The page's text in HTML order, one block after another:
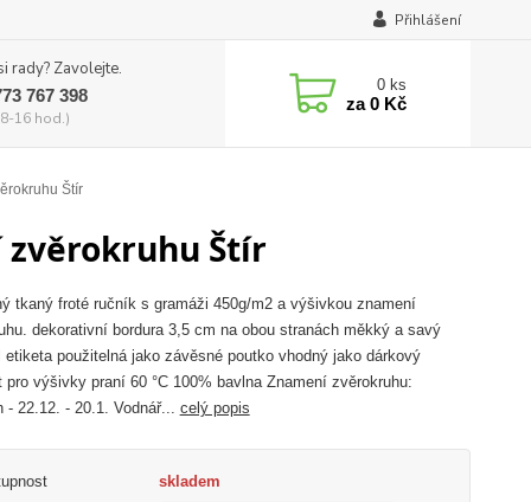
Přihlášení
rady? Zavolejte.
767 398
16 hod.)
0 ks
za0 Kč
Štír
zvěrokruhu Štír
tkaný froté ručník s gramáži 450g/m2 a výšivkou znamení
dekorativní bordura 3,5 cm na obou stranách měkký a savý
etiketa použitelná jako závěsné poutko vhodný jako dárkový
pro výšivky praní 60 °C 100% bavlna Znamení zvěrokruhu:
- 22.12. - 20.1. Vodnář... celý popis
skladem